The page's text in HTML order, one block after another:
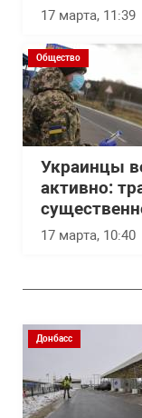
17 марта, 11:39
Общество
Украинцы
активно:
17 марта, 10:40
Донбасс